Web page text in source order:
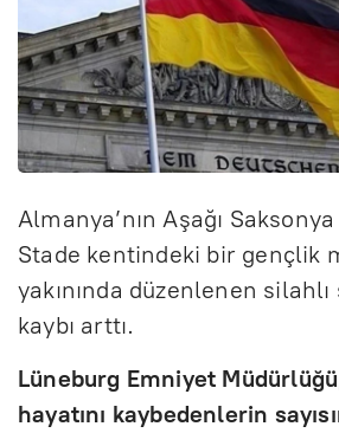
Almanya’nın Aşağı
Stade kentindeki bir gençlik
yakınında düzenlenen silahlı
kaybı arttı.
Lüneburg Emniyet
hayatını kaybedenlerin